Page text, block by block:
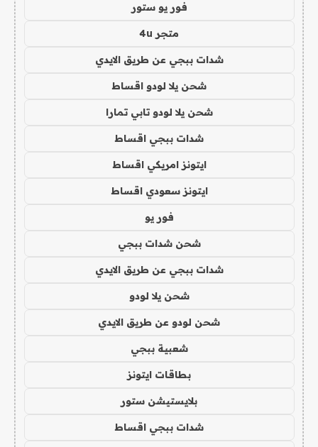
فور يو ستور
متجر 4u
شدات ببجي عن طريق الايدي
شحن يلا لودو اقساط
شحن يلا لودو تابي تمارا
شدات ببجي اقساط
ايتونز امريكي اقساط
ايتونز سعودي اقساط
فور يو
شحن شدات ببجي
شدات ببجي عن طريق الايدي
شحن يلا لودو
شحن لودو عن طريق الايدي
شعبية ببجي
بطاقات ايتونز
بلايستيشن ستور
شدات ببجي اقساط